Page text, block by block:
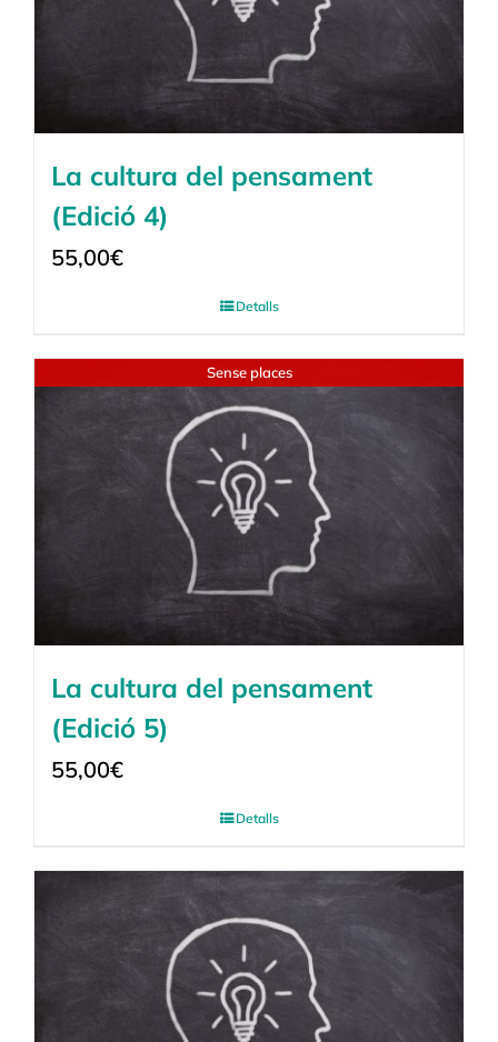
La cultura del pensament
(Edició 4)
55,00€
Detalls
Sense places
La cultura del pensament
(Edició 5)
55,00€
Detalls